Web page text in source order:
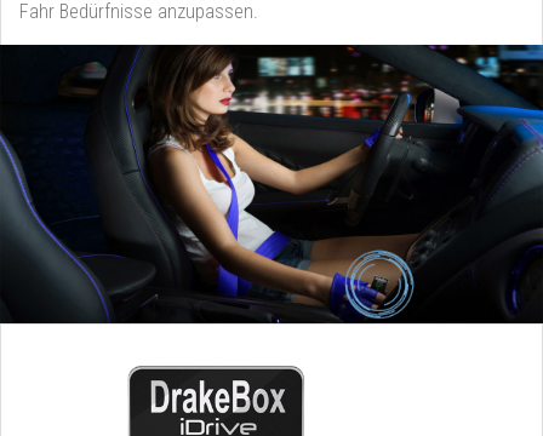
Fahr Bedürfnisse anzupassen.